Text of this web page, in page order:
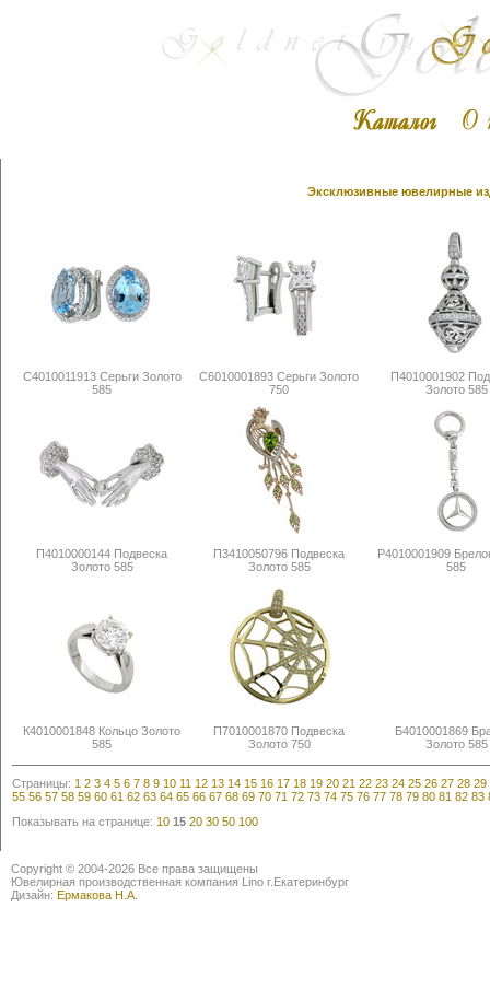
Эксклюзивные ювелирные
С4010011913 Серьги Золото
585
С6010001893 Серьги Золото
750
П4010001902
Золото 585
П4010000144 Подвеска
Золото 585
П3410050796 Подвеска
Золото 585
Р4010001909
585
К4010001848 Кольцо Золото
585
П7010001870 Подвеска
Золото 750
Б4010001869
Золото 585
Страницы: 1 2 3 4 5 6 7 8 9 10 11 12 13 14 15 16 17 18 19 20 21 22 23 24 25 26 27 28 29
55 56 57 58 59 60 61 62 63 64 65 66 67 68 69 70 71 72 73 74 75 76 77 78 79 80 81 82 83
Показывать на странице: 10 15 20 30 50 100
Copyright © 2004-2026 Все права защищены
Ювелирная производственная компания Lino г.Екатеринбург
Дизайн: Ермакова Н.А.